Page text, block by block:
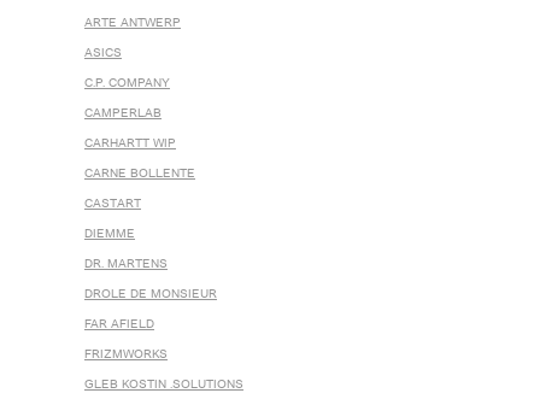
ARTE ANTWERP
ASICS
C.P. COMPANY
CAMPERLAB
CARHARTT WIP
CARNE BOLLENTE
CASTART
DIEMME
DR. MARTENS
DROLE DE MONSIEUR
FAR AFIELD
FRIZMWORKS
GLEB KOSTIN .SOLUTIONS